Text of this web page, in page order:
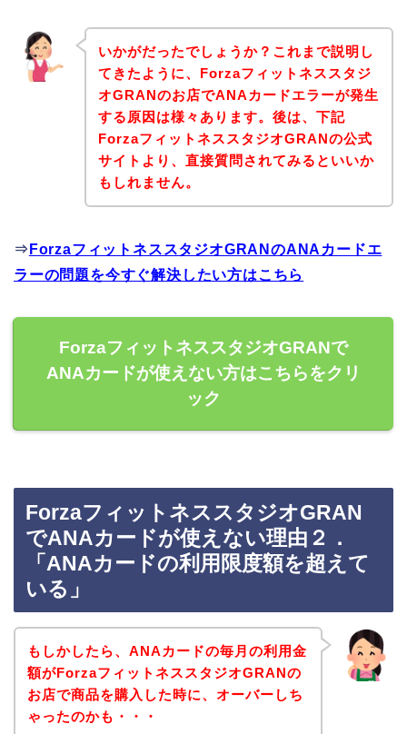
いかがだったでしょうか？これまで説明し
てきたように、Forzaフィットネススタジ
オGRANのお店でANAカードエラーが発生
する原因は様々あります。後は、下記
ForzaフィットネススタジオGRANの公式
サイトより、直接質問されてみるといいか
もしれません。
⇒ ForzaフィットネススタジオGRANのANAカードエ
ラーの問題を今すぐ解決したい方はこちら
ForzaフィットネススタジオGRANで
ANAカードが使えない方はこちらをクリ
ック
ForzaフィットネススタジオGRAN
でANAカードが使えない理由２．
「ANAカードの利用限度額を超えて
いる」
もしかしたら、ANAカードの毎月の利用金
額がForzaフィットネススタジオGRANの
お店で商品を購入した時に、オーバーしち
ゃったのかも・・・